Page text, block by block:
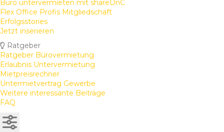
Büro untervermieten mit shareDnC
Flex Office Profis Mitgliedschaft
Erfolgsstories
Jetzt inserieren
Ratgeber
Ratgeber Bürovermietung
Erlaubnis Untervermietung
Mietpreisrechner
Untermietvertrag Gewerbe
Weitere interessante Beiträge
FAQ